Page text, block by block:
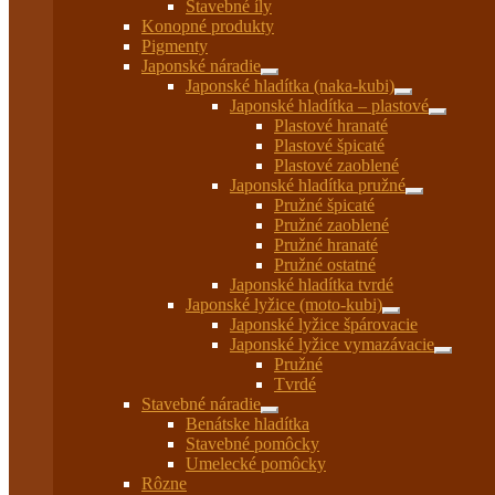
menuStavebné íly
Konopné produkty
Pigmenty
Japonské náradie
Rozbaliť
podradené
menu
Japonské hladítka (naka-kubi)
Rozbaliť
podradené
Japonské hladítka – plastové
Rozbaliť
Plastové hranaté
Plastové špicaté
Plastové zaoblené
Japonské hladítka pružné
Rozbaliť
Pružné špicaté
Pružné zaoblené
Pružné hranaté
Pružné ostatné
Japonské hladítka tvrdé
Japonské lyžice (moto-kubi)
Rozbaliť
podradené
menu
Japonské lyžice špárovacie
Japonské lyžice vymazávacie
Rozbaliť
Pružné
Tvrdé
Stavebné náradie
Rozbaliť
podradené
menu
Benátske hladítka
Stavebné pomôcky
Umelecké pomôcky
Rôzne